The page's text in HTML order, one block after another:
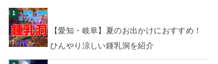
【愛知・岐阜】夏のお出かけにおすすめ！
ひんやり涼しい鍾乳洞を紹介